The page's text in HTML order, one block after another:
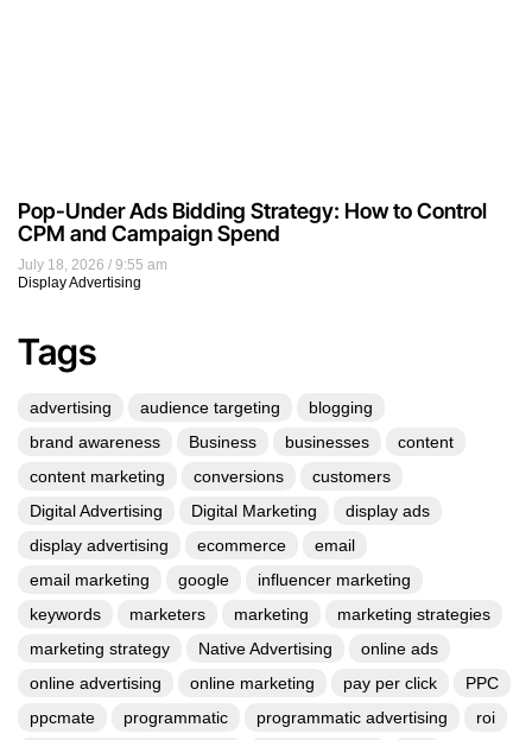
July 18, 2026
9:55 am
Display Advertising
Pop-Under Ads Bidding Strategy: How to Control
CPM and Campaign Spend
Tags
advertising audience targeting
blogging
brand awareness
Business businesses
content
content marketing
conversions
customers
Digital Advertising
Digital Marketing
display ads
display advertising
ecommerce
email
email marketing
google
influencer marketing
keywords
marketers marketing
marketing strategies
marketing strategy
Native Advertising
online ads
online advertising
online marketing pay per click
PPC
ppcmate
programmatic programmatic advertising
roi